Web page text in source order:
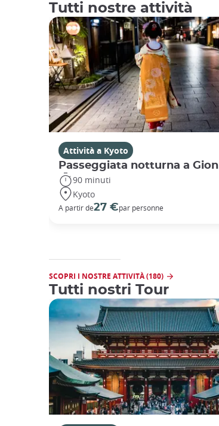
Tutti nostre attività
Attività a Kyoto
Passeggiata notturna a Gion
90 minuti
Kyoto
A partir de27 €par personne
SCOPRI I NOSTRE ATTIVITÀ (180)
Tutti nostri Tour